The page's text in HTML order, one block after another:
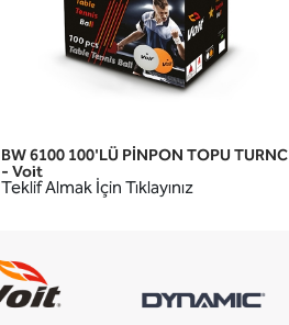
HIZLI GÖRÜNÜM
BW 6100 100'LÜ PİNPON TOPU TURNC
- Voit
Teklif Almak İçin Tıklayınız